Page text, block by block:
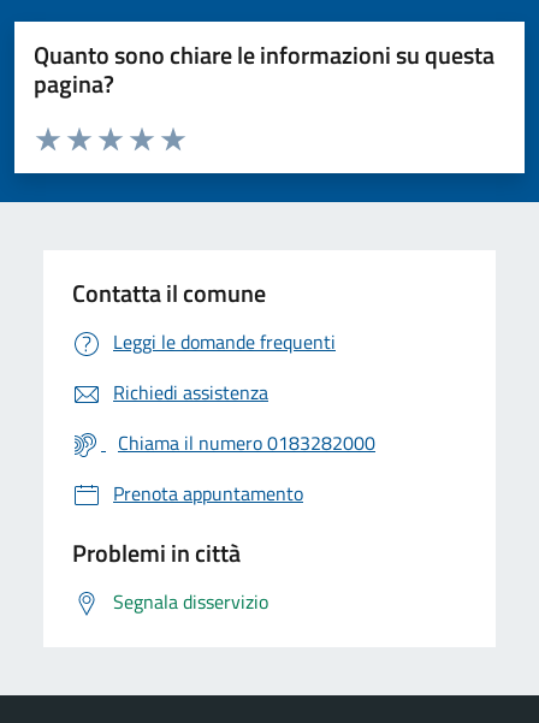
Quanto sono chiare le informazioni su questa
pagina?
Valuta da 1 a 5 stelle la pagina
Valuta 5 stelle su 5
Valuta 4 stelle su 5
Valuta 3 stelle su 5
Valuta 2 stelle su 5
Valuta 1 stelle su 5
Contatta il comune
Leggi le domande frequenti
Richiedi assistenza
Chiama il numero 0183282000
Prenota appuntamento
Problemi in città
Segnala disservizio